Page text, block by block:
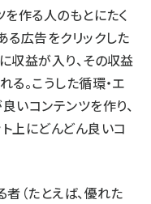
を作る人のもとにたく
る広告をクリックした
収益が入り、その収益
る。こうした循環・エ
いコンテンツを作り、
上にどんどん良いコ
（たとえば、優れた